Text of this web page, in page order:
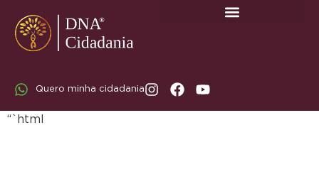
Quero minha cidadania
“`html